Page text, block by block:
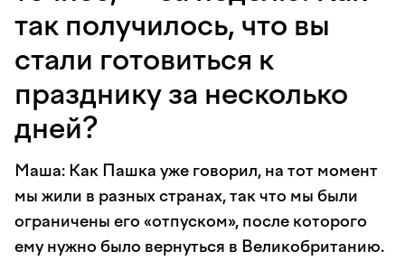
так получилось, что вы
стали готовиться к
празднику за несколько
дней?
Маша: Как Пашка уже говорил, на тот момент
мы жили в разных странах, так что мы были
ограничены его «отпуском», после которого
ему нужно было вернуться в Великобританию.